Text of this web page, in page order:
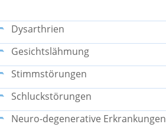
Dysarthrien
Gesichtslähmung
Stimmstörungen
Schluckstörungen
Neuro-degenerative Erkrankungen